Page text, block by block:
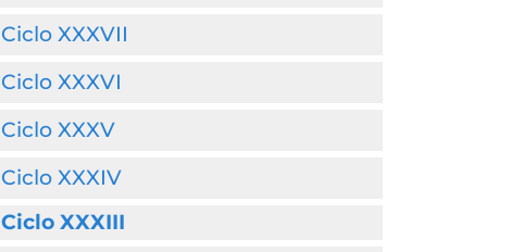
Ciclo XXXVII
Ciclo XXXVI
Ciclo XXXV
Ciclo XXXIV
Ciclo XXXIII